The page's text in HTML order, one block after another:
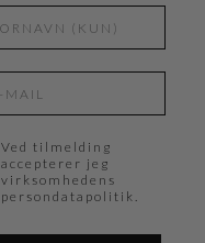
Ved tilmelding
accepterer jeg
virksomhedens
persondatapolitik.